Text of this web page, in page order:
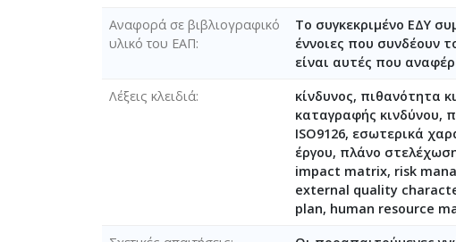
Αναφορά σε βιβλιογραφικό
υλικό του ΕΑΠ
Το συγκεκριμένο ΕΔΥ
έννοιες που συνδέουν
είναι αυτές που
Λέξεις κλειδιά
κίνδυνος, πιθανότητα
καταγραφής κινδύνου,
ISO9126, εσωτερικά
έργου, πλάνο
impact matrix, risk
external quality
plan, human resource